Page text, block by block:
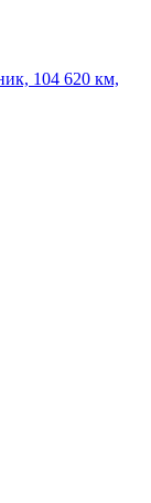
104 620 км,